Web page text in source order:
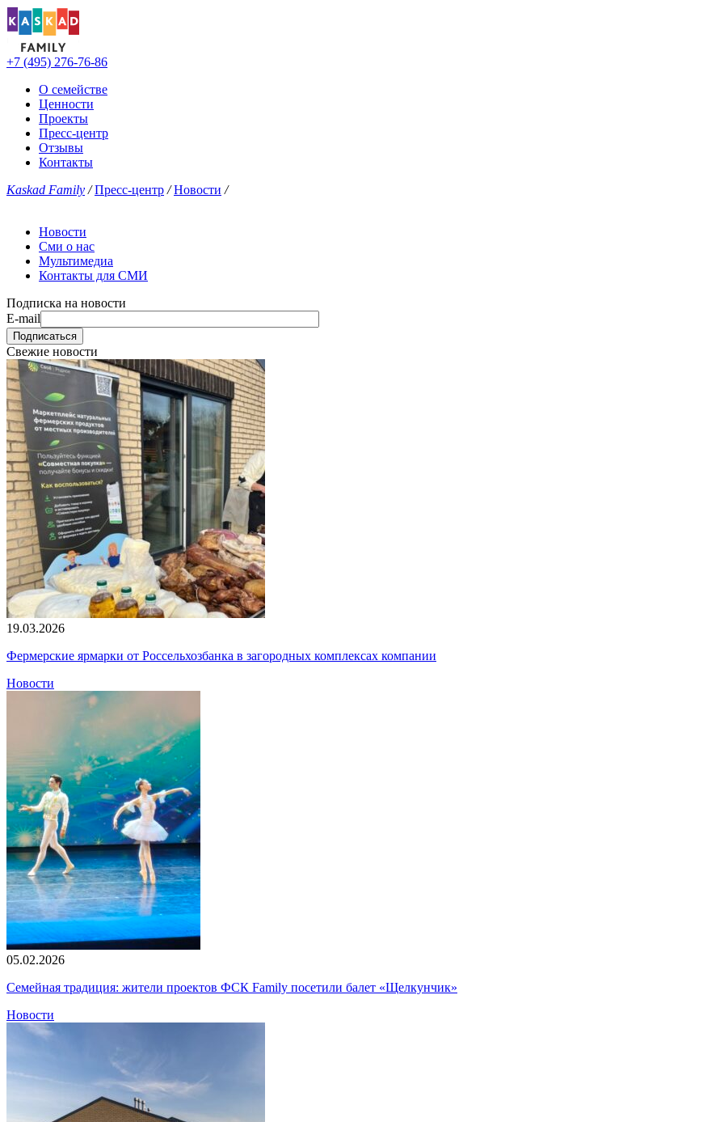
+7 (495) 276-76-86
О семействе
Ценности
Проекты
Пресс-центр
Отзывы
Контакты
Kaskad Family / Пресс-центр / Новости /
Новости
Сми о нас
Мультимедиа
Контакты для СМИ
Подписка на новости
E-mail
Свежие новости
19.03.2026
Фермерские ярмарки от Россельхозбанка в загородных комплексах компании
Новости
05.02.2026
Семейная традиция: жители проектов ФСК Family посетили балет «Щелкунчик»
Новости